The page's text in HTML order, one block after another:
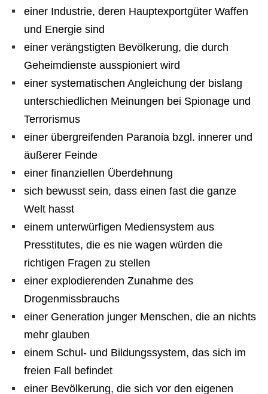
einer Industrie, deren Hauptexportgüter Waffen
und Energie sind
einer verängstigten Bevölkerung, die durch
Geheimdienste ausspioniert wird
einer systematischen Angleichung der bislang
unterschiedlichen Meinungen bei Spionage und
Terrorismus
einer übergreifenden Paranoia bzgl. innerer und
äußerer Feinde
einer finanziellen Überdehnung
sich bewusst sein, dass einen fast die ganze
Welt hasst
einem unterwürfigen Mediensystem aus
Presstitutes, die es nie wagen würden die
richtigen Fragen zu stellen
einer explodierenden Zunahme des
Drogenmissbrauchs
einer Generation junger Menschen, die an nichts
mehr glauben
einem Schul- und Bildungssystem, das sich im
freien Fall befindet
einer Bevölkerung, die sich vor den eigenen